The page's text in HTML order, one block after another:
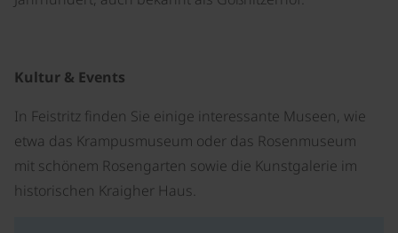
Kultur & Events
In Feistritz finden Sie einige interessante Museen, wie
etwa das Krampusmuseum oder das Rosenmuseum
mit schönem Rosengarten sowie die Kunstgalerie im
historischen Kraigher Haus.